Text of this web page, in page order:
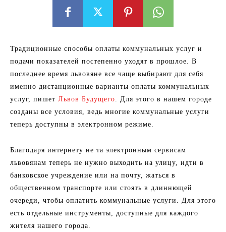
Традиционные способы оплаты коммунальных услуг и
подачи показателей постепенно уходят в прошлое. В
последнее время львовяне все чаще выбирают для себя
именно дистанционные варианты оплаты коммунальных
услуг, пишет Львов Будущего. Для этого в нашем городе
созданы все условия, ведь многие коммунальные услуги
теперь доступны в электронном режиме.
Благодаря интернету не та электронным сервисам
львовянам теперь не нужно выходить на улицу, идти в
банковское учреждение или на почту, жаться в
общественном транспорте или стоять в длиннющей
очереди, чтобы оплатить коммунальные услуги. Для этого
есть отдельные инструменты, доступные для каждого
жителя нашего города.